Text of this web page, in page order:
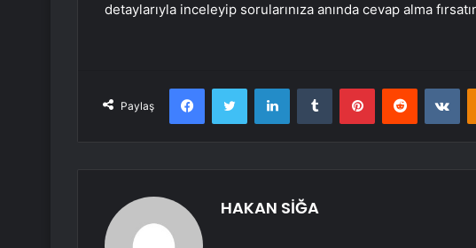
detaylarıyla inceleyip sorularınıza anında cevap alma
Paylaş
FacebookTwitter LinkedInTumblr PinterestReddit
HAKAN SİĞA